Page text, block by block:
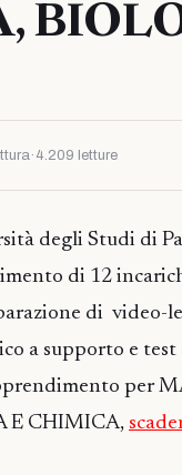
· 4.209 letture
degli Studi di
di 12
di video-
a supporto e
per
E CHIMICA,